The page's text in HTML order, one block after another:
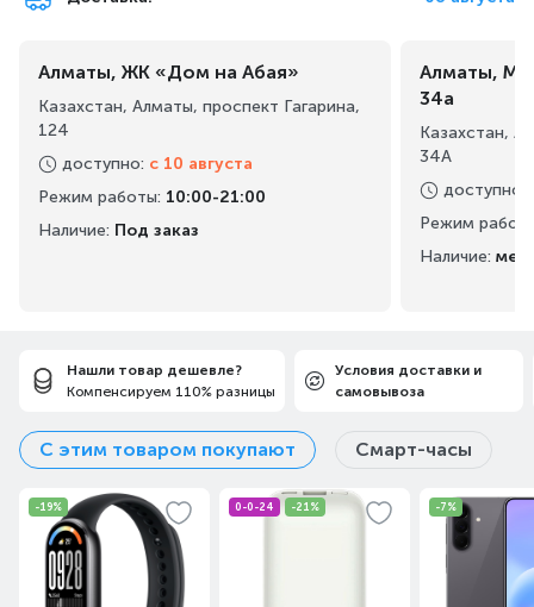
Алматы, ЖК «Дом на Абая»
Казахстан, Алматы, проспект Гагарина,
124
доступно: с 10 августа
Режим работы: 10:00-21:00
Наличие: Под заказ
Алматы,
34а
Казахстан,
34А
доступно
Режим
Наличие:
Нашли товар дешевле?
Компенсируем 110% разницы
Условия доставки и
самовывоза
С этим товаром покупают Смарт-часы
-19% 0-0-24 -21% -7%